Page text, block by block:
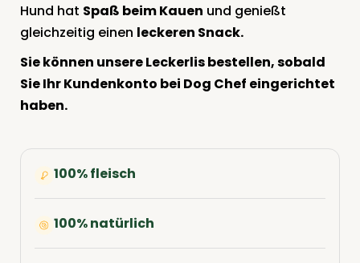
Hund hat Spaß beim Kauen und genießt
gleichzeitig einen leckeren Snack.
Sie können unsere Leckerlis bestellen, sobald
Sie Ihr Kundenkonto bei Dog Chef eingerichtet
haben.
100% fleisch
100% natürlich